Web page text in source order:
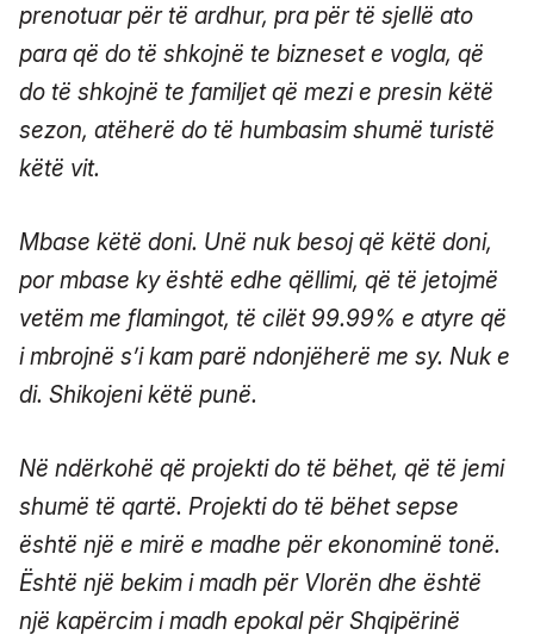
prenotuar për të ardhur, pra për të sjellë ato
para që do të shkojnë te bizneset e vogla, që
do të shkojnë te familjet që mezi e presin këtë
sezon, atëherë do të humbasim shumë turistë
këtë vit.
Mbase këtë doni. Unë nuk besoj që këtë doni,
por mbase ky është edhe qëllimi, që të jetojmë
vetëm me flamingot, të cilët 99.99% e atyre që
i mbrojnë s’i kam parë ndonjëherë me sy. Nuk e
di. Shikojeni këtë punë.
Në ndërkohë që projekti do të bëhet, që të jemi
shumë të qartë. Projekti do të bëhet sepse
është një e mirë e madhe për ekonominë tonë.
Është një bekim i madh për Vlorën dhe është
një kapërcim i madh epokal për Shqipërinë